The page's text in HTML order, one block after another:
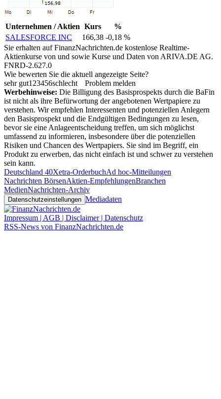
Unternehmen / Aktien Kurs
%
SALESFORCE INC
166,38 -0,18 %
Sie erhalten auf FinanzNachrichten.de kostenlose Realtime-
Aktienkurse von und sowie Kurse und Daten von ARIVA.DE AG.
FNRD-2.627.0
Wie bewerten Sie die aktuell angezeigte Seite?
sehr gut1 23456schlecht
Problem melden
Werbehinweise: Die Billigung des Basisprospekts durch die BaFin
ist nicht als ihre Befürwortung der angebotenen Wertpapiere zu
verstehen. Wir empfehlen Interessenten und potenziellen Anlegern
den Basisprospekt und die Endgültigen Bedingungen zu lesen,
bevor sie eine Anlageentscheidung treffen, um sich möglichst
umfassend zu informieren, insbesondere über die potenziellen
Risiken und Chancen des Wertpapiers. Sie sind im Begriff, ein
Produkt zu erwerben, das nicht einfach ist und schwer zu verstehen
sein kann.
Deutschland 40Xetra-OrderbuchAd hoc-Mitteilungen
Nachrichten BörsenAktien-EmpfehlungenBranchen
MedienNachrichten-Archiv
Datenschutzeinstellungen Mediadaten
Impressum | AGB | Disclaimer | Datenschutz
RSS-News von FinanzNachrichten.de